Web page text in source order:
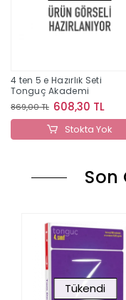
4 ten 5 e Hazırlık Seti
Tonguç Akademi
869,00 TL 608,30 TL
Stokta Yok
Son
Tükendi